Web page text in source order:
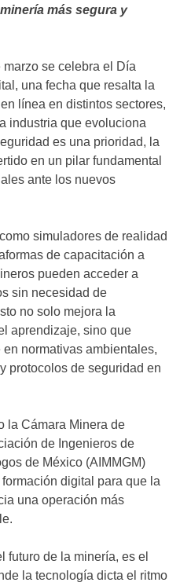
más segura y
marzo se celebra el Día
una fecha que resalta la
línea en distintos sectores,
industria que evoluciona
es una prioridad, la
en un pilar fundamental
ante los nuevos
simuladores de realidad
de capacitación a
pueden acceder a
sin necesidad de
no solo mejora la
aprendizaje, sino que
normativas ambientales,
protocolos de seguridad en
la Cámara Minera de
de Ingenieros de
de México (AIMMGM)
digital para que la
una operación más
futuro de la minería, es el
la tecnología dicta el ritmo